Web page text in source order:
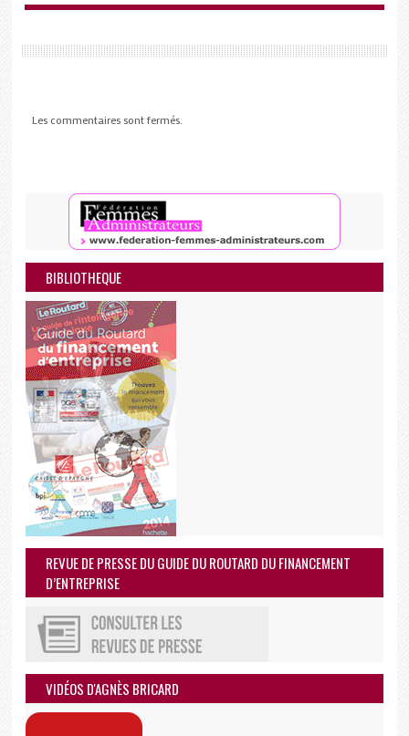
Les commentaires sont fermés.
BIBLIOTHEQUE
REVUE DE PRESSE DU GUIDE DU ROUTARD DU FINANCEMENT
D’ENTREPRISE
VIDÉOS D'AGNÈS BRICARD